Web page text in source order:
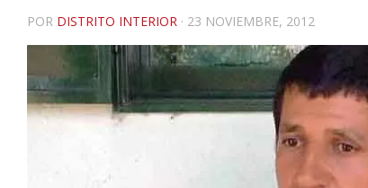
POR DISTRITO INTERIOR · 23 NOVIEMBRE, 2012